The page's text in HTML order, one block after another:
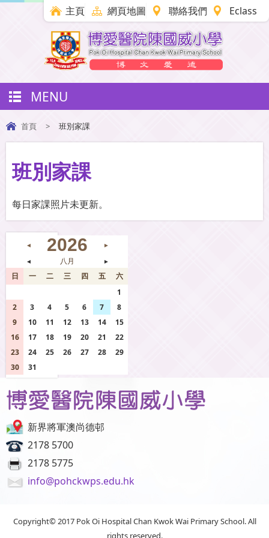
主頁 網頁地圖 聯絡我們 Eclass
MENU
首頁 > 班別家課
班別家課
每日家課照片未更新。
◄ 2026
►
◄
八月 ►
日 一 二 三 四 五
六
1
2
3 4 5 6 7
8
9
10 11 12 13 14
15
16
17 18 19 20 21
22
23
24 25 26 27 28
29
30
31
新界將軍澳尚德邨
2178 5700
2178 5775
info@pohckwps.edu.hk
Copyright© 2017 Pok Oi Hospital Chan Kwok Wai Primary School. All
rights reserved.